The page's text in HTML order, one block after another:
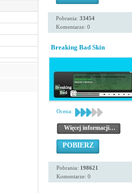
Pobrania: 33454
Komentarze: 0
Breaking Bad Skin
Ocena:
Więcej informacji…
POBIERZ
Pobrania: 198621
Komentarze: 0